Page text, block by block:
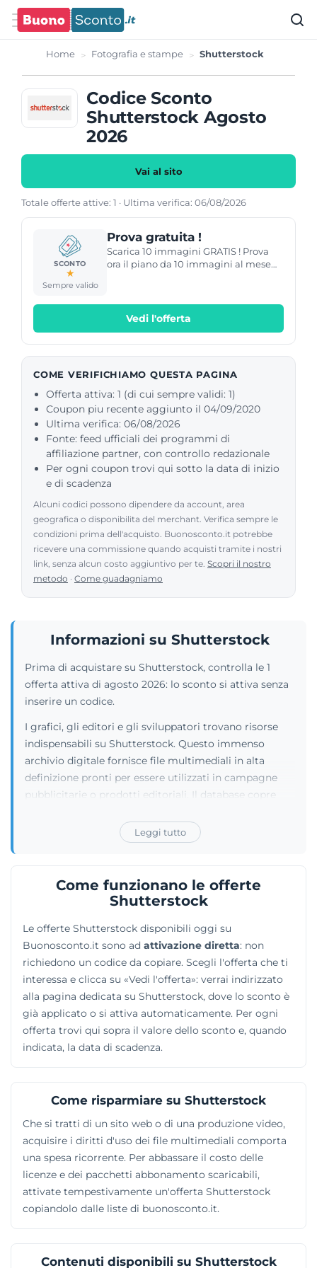
Home Fotografia e stampe Shutterstock
Codice Sconto
Shutterstock Agosto
2026
Vai al sito
Totale offerte attive: 1 · Ultima verifica: 06/08/2026
SCONTO
★
Sempre valido
Prova gratuita !
Scarica 10 immagini GRATIS ! Prova
ora il piano da 10 immagini al mese
vuoi conservando le immagini
scaricate.
Vedi l'offerta
COME VERIFICHIAMO QUESTA PAGINA
Offerta attiva: 1 (di cui sempre validi: 1)
Coupon piu recente aggiunto il 04/09/2020
Ultima verifica: 06/08/2026
Fonte: feed ufficiali dei programmi di
affiliazione partner, con controllo redazionale
Per ogni coupon trovi qui sotto la data di inizio
e di scadenza
Alcuni codici possono dipendere da account, area
geografica o disponibilita del merchant. Verifica sempre le
condizioni prima dell'acquisto. Buonosconto.it potrebbe
ricevere una commissione quando acquisti tramite i nostri
link, senza alcun costo aggiuntivo per te. Scopri il nostro
metodo · Come guadagniamo
Informazioni su Shutterstock
Prima di acquistare su Shutterstock, controlla le 1
offerta attiva di agosto 2026: lo sconto si attiva senza
inserire un codice.
I grafici, gli editori e gli sviluppatori trovano risorse
indispensabili su Shutterstock. Questo immenso
archivio digitale fornisce file multimediali in alta
definizione pronti per essere utilizzati in campagne
pubblicitarie o prodotti editoriali. Il database copre
tracce musicali provviste di regolare licenza d'uso. La
registrazione alla piattaforma è gratuita e permette di
basa su un modello bilaterale: mentre creativi e registi
acquistano asset per i loro progetti, fotografi e
monetizzare le proprie opere originali all'interno della
medesima rete.
Leggi tutto
Come funzionano le offerte
Shutterstock
Le offerte Shutterstock disponibili oggi su
Buonosconto.it sono ad attivazione diretta: non
richiedono un codice da copiare. Scegli l'offerta che ti
interessa e clicca su «Vedi l'offerta»: verrai indirizzato
alla pagina dedicata su Shutterstock, dove lo sconto è
già applicato o si attiva automaticamente. Per ogni
offerta trovi qui sopra il valore dello sconto e, quando
indicata, la data di scadenza.
Come risparmiare su Shutterstock
Che si tratti di un sito web o di una produzione video,
acquisire i diritti d'uso dei file multimediali comporta
una spesa ricorrente. Per abbassare il costo delle
licenze e dei pacchetti abbonamento scaricabili,
attivate tempestivamente un'offerta Shutterstock
copiandolo dalle liste di buonosconto.it.
Contenuti disponibili su Shutterstock